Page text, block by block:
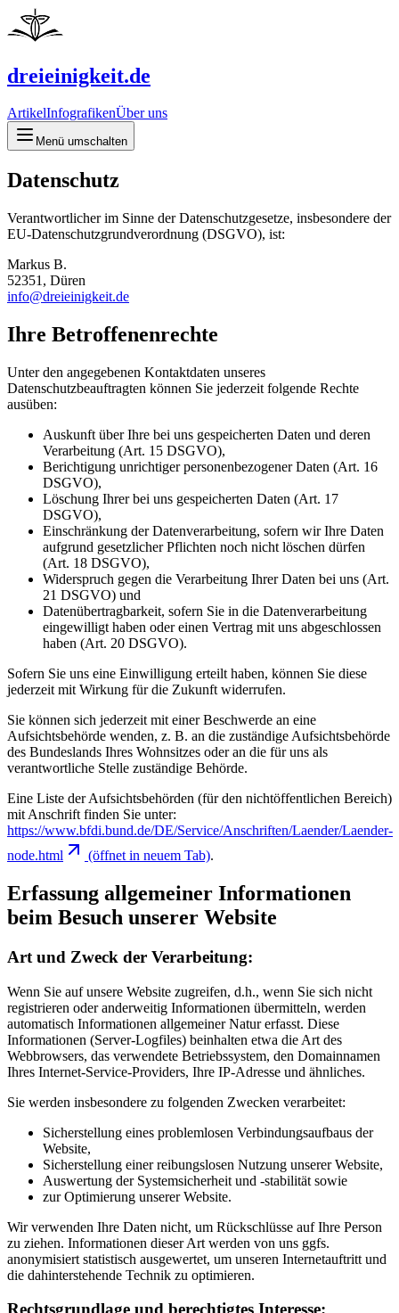
dreieinigkeit.de
ArtikelInfografikenÜber uns
Menü umschalten
Datenschutz
Verantwortlicher im Sinne der Datenschutzgesetze, insbesondere der
EU-Datenschutzgrundverordnung (DSGVO), ist:
Markus B.
52351, Düren
info@dreieinigkeit.de
Ihre Betroffenenrechte
Unter den angegebenen Kontaktdaten unseres
Datenschutzbeauftragten können Sie jederzeit folgende Rechte
ausüben:
Auskunft über Ihre bei uns gespeicherten Daten und deren
Verarbeitung (Art. 15 DSGVO),
Berichtigung unrichtiger personenbezogener Daten (Art. 16
DSGVO),
Löschung Ihrer bei uns gespeicherten Daten (Art. 17
DSGVO),
Einschränkung der Datenverarbeitung, sofern wir Ihre Daten
aufgrund gesetzlicher Pflichten noch nicht löschen dürfen
(Art. 18 DSGVO),
Widerspruch gegen die Verarbeitung Ihrer Daten bei uns (Art.
21 DSGVO) und
Datenübertragbarkeit, sofern Sie in die Datenverarbeitung
eingewilligt haben oder einen Vertrag mit uns abgeschlossen
haben (Art. 20 DSGVO).
Sofern Sie uns eine Einwilligung erteilt haben, können Sie diese
jederzeit mit Wirkung für die Zukunft widerrufen.
Sie können sich jederzeit mit einer Beschwerde an eine
Aufsichtsbehörde wenden, z. B. an die zuständige Aufsichtsbehörde
des Bundeslands Ihres Wohnsitzes oder an die für uns als
verantwortliche Stelle zuständige Behörde.
Eine Liste der Aufsichtsbehörden (für den nichtöffentlichen Bereich)
mit Anschrift finden Sie unter:
https://www.bfdi.bund.de/DE/Service/Anschriften/Laender/Laender-
node.html
(öffnet in neuem Tab).
Erfassung allgemeiner Informationen
beim Besuch unserer Website
Art und Zweck der Verarbeitung:
Wenn Sie auf unsere Website zugreifen, d.h., wenn Sie sich nicht
registrieren oder anderweitig Informationen übermitteln, werden
automatisch Informationen allgemeiner Natur erfasst. Diese
Informationen (Server-Logfiles) beinhalten etwa die Art des
Webbrowsers, das verwendete Betriebssystem, den Domainnamen
Ihres Internet-Service-Providers, Ihre IP-Adresse und ähnliches.
Sie werden insbesondere zu folgenden Zwecken verarbeitet:
Sicherstellung eines problemlosen Verbindungsaufbaus der
Website,
Sicherstellung einer reibungslosen Nutzung unserer Website,
Auswertung der Systemsicherheit und -stabilität sowie
zur Optimierung unserer Website.
Wir verwenden Ihre Daten nicht, um Rückschlüsse auf Ihre Person
zu ziehen. Informationen dieser Art werden von uns ggfs.
anonymisiert statistisch ausgewertet, um unseren Internetauftritt und
die dahinterstehende Technik zu optimieren.